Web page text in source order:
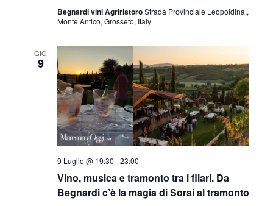
Begnardi vini AgriristoroStrada Provinciale Leopoldina,,
Monte Antico, Grosseto, Italy
GIO
9
Vino, musica e tramonto tra i filari. Da
Begnardi c’è la magia di Sorsi al tramonto
9 Luglio @ 19:30 -23:00